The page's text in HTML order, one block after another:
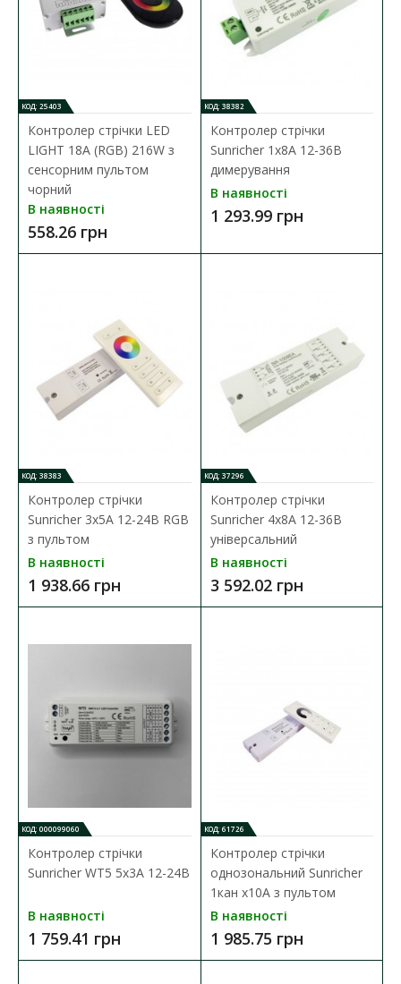
Димер Sunricher SR-2836N-AC білий 220V (в
коробку)
Наявність: В наявності
1 971.01 грн
ДО КОШИКА
В закладки
Димер Sunricher SR-2839CCT з пультом 2х5А 1 зона
Наявність: В наявності
Основне завдання SUNRICHER SR-2839CCT- диммировання і
КОД: 25403
Контролер стрічки LED
LIGHT 18A (RGB) 216W з
сенсорним пультом
чорний
В наявності
558.26 грн
КОД: 38382
Контролер стрічки
Sunricher 1х8А 12-36В
димерування
В наявності
1 293.99 грн
КОД: 38383
Контролер стрічки
Sunricher 3х5А 12-24В RGB
з пультом
В наявності
1 938.66 грн
КОД: 37296
Контролер стрічки
Sunricher 4х8А 12-36В
універсальний
В наявності
3 592.02 грн
КОД: 000099060
Контролер стрічки
Sunricher WT5 5х3А 12-24В
В наявності
1 759.41 грн
КОД: 61726
Контролер стрічки
однозональний Sunricher
1кан х10А з пультом
В наявності
1 985.75 грн